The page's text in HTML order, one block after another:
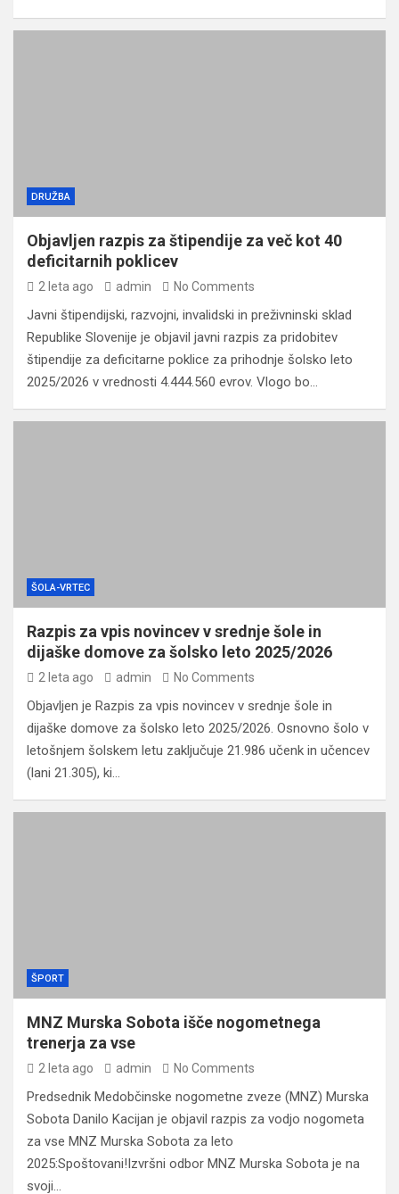
DRUŽBA
Objavljen razpis za štipendije za več kot 40
deficitarnih poklicev
2 leta ago admin No Comments
Javni štipendijski, razvojni, invalidski in preživninski sklad
Republike Slovenije je objavil javni razpis za pridobitev
štipendije za deficitarne poklice za prihodnje šolsko leto
2025/2026 v vrednosti 4.444.560 evrov. Vlogo bo…
ŠOLA-VRTEC
Razpis za vpis novincev v srednje šole in
dijaške domove za šolsko leto 2025/2026
2 leta ago admin No Comments
Objavljen je Razpis za vpis novincev v srednje šole in
dijaške domove za šolsko leto 2025/2026. Osnovno šolo v
letošnjem šolskem letu zaključuje 21.986 učenk in učencev
(lani 21.305), ki…
ŠPORT
MNZ Murska Sobota išče nogometnega
trenerja za vse
2 leta ago admin No Comments
Predsednik Medobčinske nogometne zveze (MNZ) Murska
Sobota Danilo Kacijan je objavil razpis za vodjo nogometa
za vse MNZ Murska Sobota za leto
2025:Spoštovani!Izvršni odbor MNZ Murska Sobota je na
svoji…